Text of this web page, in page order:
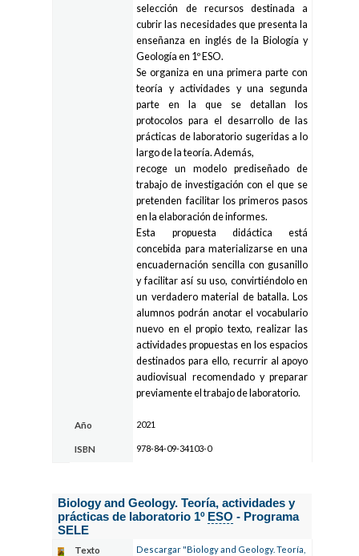
selección de recursos destinada a
cubrir las necesidades que presenta la
enseñanza en inglés de la Biología y
Geología en 1º ESO.
Se organiza en una primera parte con
teoría y actividades y una segunda
parte en la que se detallan los
protocolos para el desarrollo de las
prácticas de laboratorio sugeridas a lo
largo de la teoría. Además,
recoge un modelo prediseñado de
trabajo de investigación con el que se
pretenden facilitar los primeros pasos
en la elaboración de informes.
Esta propuesta didáctica está
concebida para materializarse en una
encuadernación sencilla con gusanillo
y facilitar así su uso, convirtiéndolo en
un verdadero material de batalla. Los
alumnos podrán anotar el vocabulario
nuevo en el propio texto, realizar las
actividades propuestas en los espacios
destinados para ello, recurrir al apoyo
audiovisual recomendado y preparar
previamente el trabajo de laboratorio.
Año 2021
ISBN 978-84-09-34103-0
Biology and Geology. Teoría, actividades y
prácticas de laboratorio 1º ESO - Programa
SELE
Texto Descargar "Biology and Geology. Teoría,